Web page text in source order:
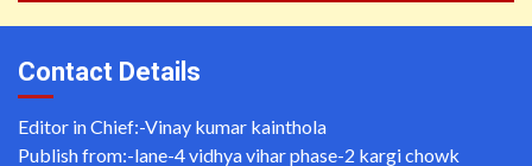
Contact Details
Editor in Chief:-Vinay kumar kainthola
Publish from:-lane-4 vidhya vihar phase-2 kargi chowk